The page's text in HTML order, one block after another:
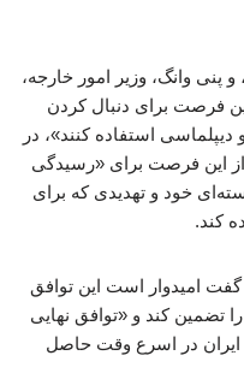
پنی وانگ، وزیر امور خارجه،
فرصت برای دنبال کردن
استفاده کنند»، در
از این فرصت برای «رسیدگی
خود و تهدیدی که برای
کند.
گفت امیدوار است این توافق
تضمین کند و «توافق نهایی
ایران در اسرع وقت حاصل